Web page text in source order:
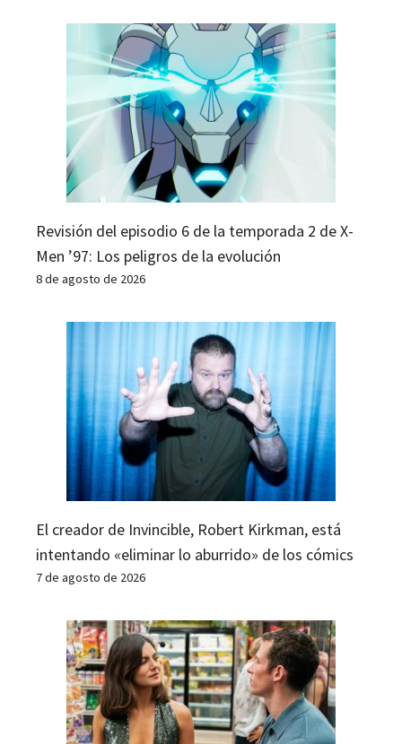
Revisión del episodio 6 de la temporada 2 de X-
Men ’97: Los peligros de la evolución
8 de agosto de 2026
El creador de Invincible, Robert Kirkman, está
intentando «eliminar lo aburrido» de los cómics
7 de agosto de 2026